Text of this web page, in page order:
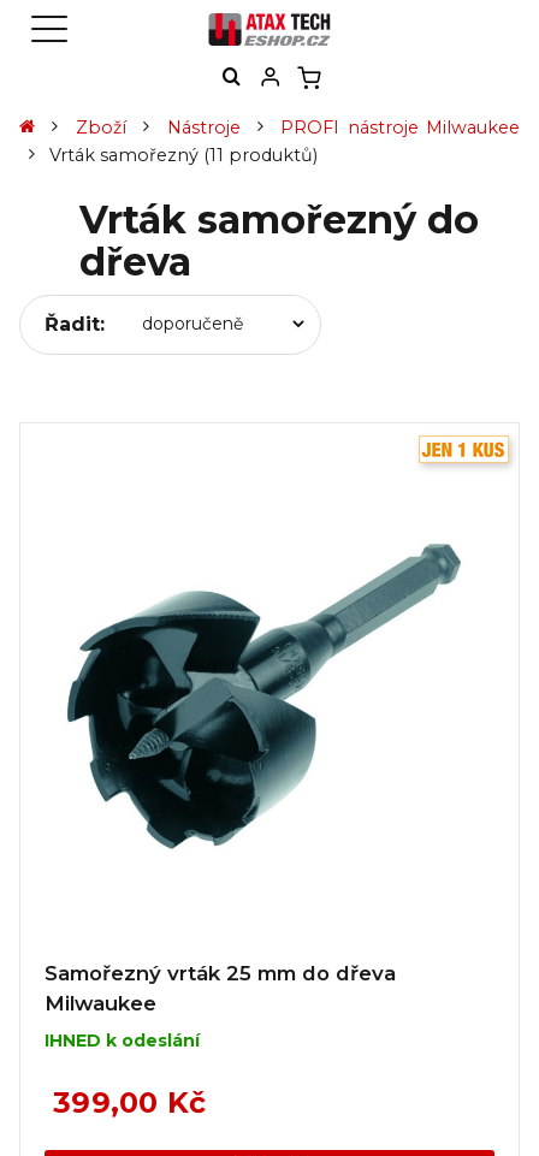
Zboží Nástroje
PROFI nástroje Milwaukee
Vrták samořezný (11 produktů)
Vrták samořezný do
dřeva
Řadit:
Samořezný vrták 25 mm do dřeva
Milwaukee
IHNED k odeslání
399,00 Kč